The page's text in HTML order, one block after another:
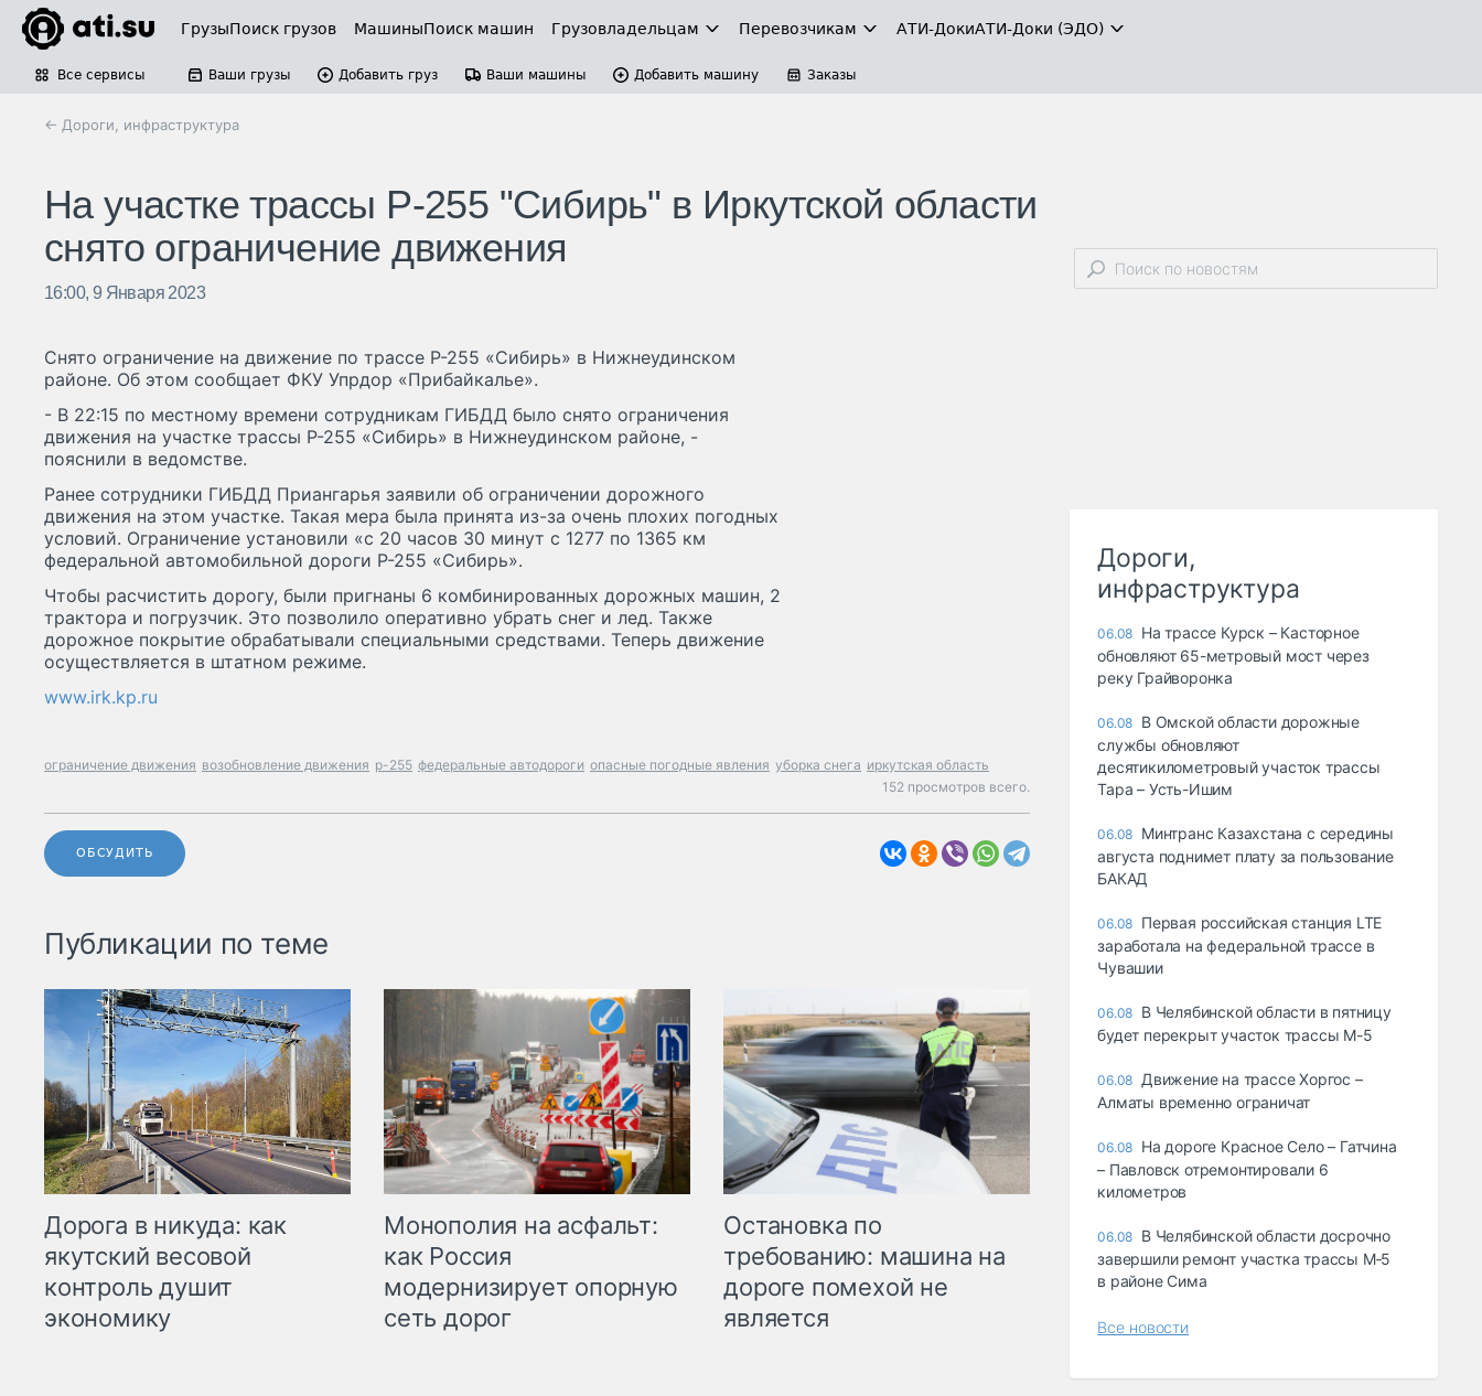
ГрузыПоиск грузов МашиныПоиск машин Грузовладельцам Перевозчикам АТИ-ДокиАТИ-Доки (ЭДО)
Все сервисы Ваши грузы Добавить груз Ваши машины Добавить машину Заказы
← Дороги, инфраструктура
На участке трассы Р-255 "Сибирь" в Иркутской области
снято ограничение движения
16:00, 9 Января 2023
Снято ограничение на движение по трассе Р-255 «Сибирь» в Нижнеудинском
районе. Об этом сообщает ФКУ Упрдор «Прибайкалье».
- В 22:15 по местному времени сотрудникам ГИБДД было снято ограничения
движения на участке трассы Р-255 «Сибирь» в Нижнеудинском районе, -
пояснили в ведомстве.
Ранее сотрудники ГИБДД Приангарья заявили об ограничении дорожного
движения на этом участке. Такая мера была принята из-за очень плохих погодных
условий. Ограничение установили «с 20 часов 30 минут с 1277 по 1365 км
федеральной автомобильной дороги Р-255 «Сибирь».
Чтобы расчистить дорогу, были пригнаны 6 комбинированных дорожных машин, 2
трактора и погрузчик. Это позволило оперативно убрать снег и лед. Также
дорожное покрытие обрабатывали специальными средствами. Теперь движение
осуществляется в штатном режиме.
www.irk.kp.ru
ограничение движения возобновление движения р-255 федеральные автодороги опасные погодные явления уборка снега иркутская область
152 просмотров всего.
ОБСУДИТЬ
Публикации по теме
Дорога в никуда: как
якутский весовой
контроль душит
экономику
Монополия на асфальт:
как Россия
модернизирует опорную
сеть дорог
Остановка по
требованию: машина на
дороге помехой не
является
Дороги,
инфраструктура
06.08 На трассе Курск – Касторное
обновляют 65-метровый мост через
реку Грайворонка
06.08 В Омской области дорожные
службы обновляют
десятикилометровый участок трассы
Тара – Усть-Ишим
06.08 Минтранс Казахстана с середины
августа поднимет плату за пользование
БАКАД
06.08 Первая российская станция LTE
заработала на федеральной трассе в
Чувашии
06.08 В Челябинской области в пятницу
будет перекрыт участок трассы М-5
06.08 Движение на трассе Хоргос –
Алматы временно ограничат
06.08 На дороге Красное Село – Гатчина
– Павловск отремонтировали 6
километров
06.08 В Челябинской области досрочно
завершили ремонт участка трассы М‑5
в районе Сима
Все новости